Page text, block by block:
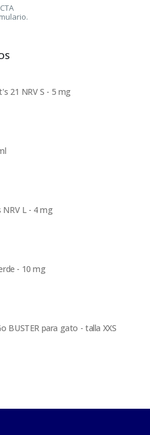
21 NRV S - 5 mg
L - 4 mg
- 10 mg
BUSTER para gato - talla XXS